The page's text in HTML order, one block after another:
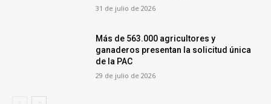
31 de julio de 2026
Más de 563.000 agricultores y
ganaderos presentan la solicitud única
de la PAC
29 de julio de 2026